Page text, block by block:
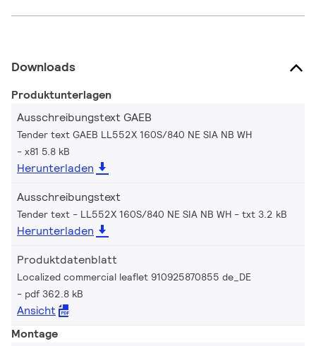
Downloads
Produktunterlagen
Ausschreibungstext GAEB
Tender text GAEB LL552X 160S/840 NE SIA NB WH
x81 5.8 kB
Herunterladen
Ausschreibungstext
Tender text - LL552X 160S/840 NE SIA NB WH txt 3.2 kB
Herunterladen
Produktdatenblatt
Localized commercial leaflet 910925870855 de_DE
pdf 362.8 kB
Ansicht
Montage